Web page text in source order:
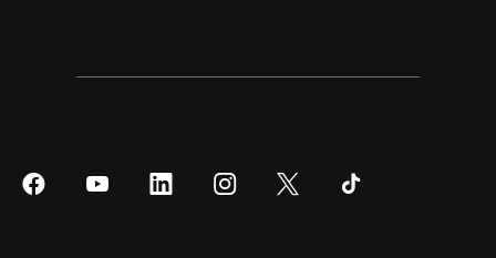
SíguenosSíguenos
SíguenosSíguenos Síguenos